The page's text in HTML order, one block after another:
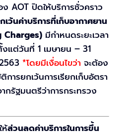
AOT ปิดให้บริการชั่วคราว
เว้นค่าบริการที่เก็บอากาศยาน
Charges) มีกำหนดระยะเวลา
แต่วันที่ 1 เมษายน – 31
*โดยมีเงื่อนไขว่า จะต้อง
การยกเว้นการเรียกเก็บอัตรา
กรัฐมนตรีว่าการกระทรวง
ห้ส่วนลดค่าบริการในการขึ้น